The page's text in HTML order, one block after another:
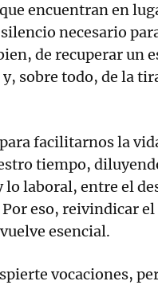
encuentran en
necesario
de recuperar un
sobre todo, de la
facilitarnos la
tiempo,
laboral, entre el
eso, reivindicar el
esencial.
vocaciones,